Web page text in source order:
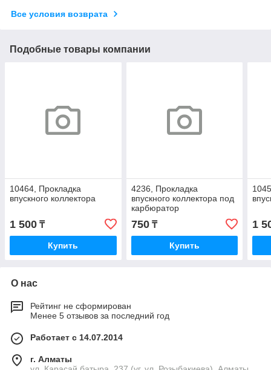
Все условия возврата
Подобные товары компании
10464, Прокладка
впускного коллектора
1 500 ₸
Купить
4236, Прокладка
впускного коллектора под
карбюратор
750₸
Купить
1
О нас
Рейтинг не сформирован
Менее 5 отзывов за последний год
Работает с 14.07.2014
г. Алматы